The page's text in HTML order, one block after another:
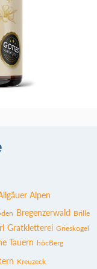
Alpen
Bregenzerwald Brille
Gratkletterei Grieskogel
Tauern höcBerg
Kreuzeck